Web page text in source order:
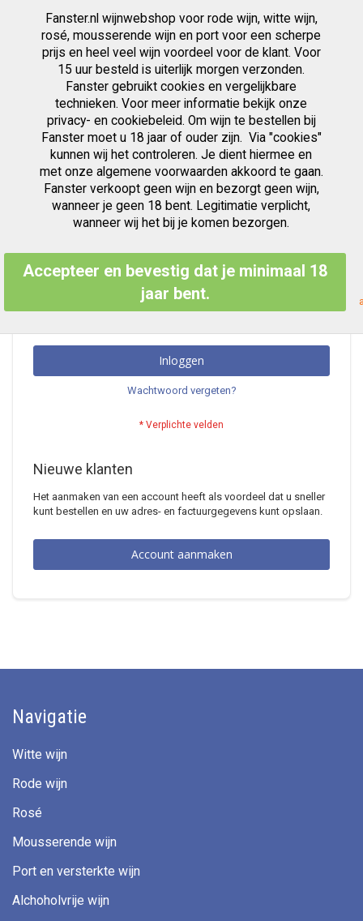
Fanster.nl wijnwebshop voor rode wijn, witte wijn,
rosé, mousserende wijn en port voor een scherpe
prijs en heel veel wijn voordeel voor de klant. Voor
15 uur besteld is uiterlijk morgen verzonden.
Fanster gebruikt cookies en vergelijkbare
technieken. Voor meer informatie bekijk onze
privacy- en cookiebeleid. Om wijn te bestellen bij
Fanster moet u 18 jaar of ouder zijn. Via "cookies"
kunnen wij het controleren. Je dient hiermee en
met onze algemene voorwaarden akkoord te gaan.
Fanster verkoopt geen wijn en bezorgt geen wijn,
wanneer je geen 18 bent. Legitimatie verplicht,
wanneer wij het bij je komen bezorgen.
Accepteer en bevestig dat je minimaal 18
jaar bent.
Zoek
inhoud
Klant Login
Geregistreerde Klanten
Als u een account hebt, meld u dan aan met uw e-mailadres.
E-mailadres
Inloggen
Wachtwoord vergeten?
Nieuwe klanten
Het aanmaken van een account heeft als voordeel dat u sneller
kunt bestellen en uw adres- en factuurgegevens kunt opslaan.
Account aanmaken
Navigatie
Witte wijn
Rode wijn
Rosé
Mousserende wijn
Port en versterkte wijn
Alchoholvrije wijn